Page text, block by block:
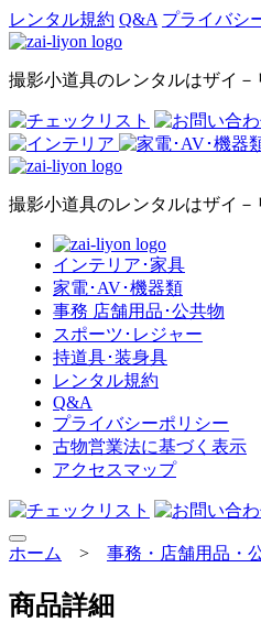
レンタル規約 Q&A プライバシ
撮影小道具のレンタルはザイ－
撮影小道具のレンタルはザイ－
インテリア･家具
家電･AV･機器類
事務 店舗用品･公共物
スポーツ･レジャー
持道具･装身具
レンタル規約
Q&A
プライバシーポリシー
古物営業法に基づく表示
アクセスマップ
ホーム > 事務・店舗用品・
商品詳細